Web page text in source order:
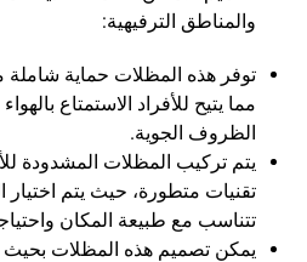
والمناطق الترفيهية:
توفر هذه المظلات حماية
مما يتيح للأفراد الاستمتاع
الظروف الجوية.
يتم تركيب المظلات المشدودة
تقنيات متطورة، حيث يتم اختيار
تتناسب مع طبيعة المكان
يمكن تصميم هذه المظلات بحيث